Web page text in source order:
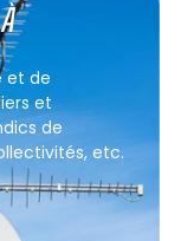
À
et de
et
de
etc.